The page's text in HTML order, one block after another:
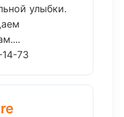
улыбки.
73